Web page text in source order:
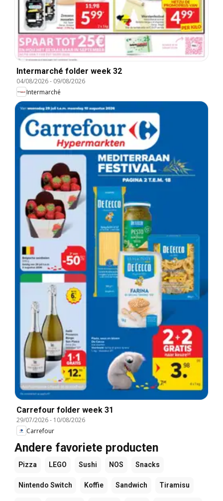
Intermarché folder week 32
04/08/2026- 09/08/2026
Intermarché
Carrefour folder week 31
29/07/2026- 10/08/2026
Carrefour
Andere favoriete producten
Pizza LEGO Sushi NOS Snacks
Nintendo Switch Koffie Sandwich Tiramisu